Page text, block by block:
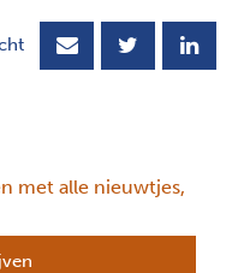
met alle nieuwtjes,